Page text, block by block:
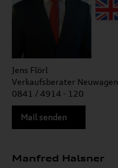
Jens Flörl
Verkaufsberater Neuwagen
0841 / 4914 - 120
Mail senden
Manfred Halsner